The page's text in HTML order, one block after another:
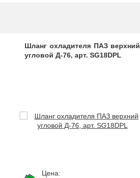
Шланг охладителя ПАЗ верхний
угловой Д-76, арт. SG18DPL
Цена: